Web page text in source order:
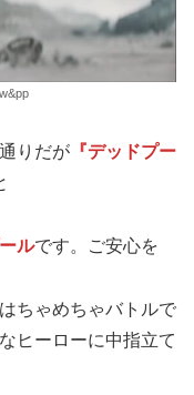
りだが 『デッドプー
ルです。ご安心を
ちゃめちゃバトルで
ヒーローに中指立て